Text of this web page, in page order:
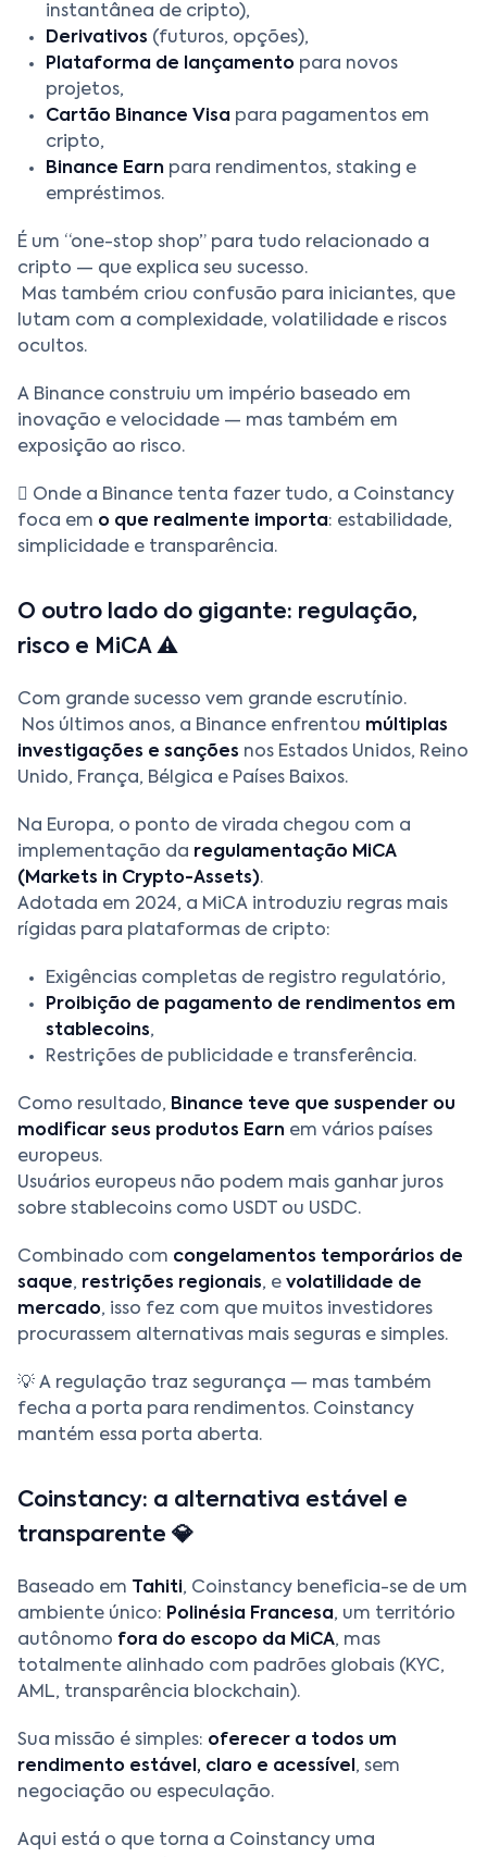
instantânea de cripto),
Derivativos (futuros, opções),
Plataforma de lançamento para novos
projetos,
Cartão Binance Visa para pagamentos em
cripto,
Binance Earn para rendimentos, staking e
empréstimos.
É um “one-stop shop” para tudo relacionado a
cripto — que explica seu sucesso.
Mas também criou confusão para iniciantes, que
lutam com a complexidade, volatilidade e riscos
ocultos.
A Binance construiu um império baseado em
inovação e velocidade — mas também em
exposição ao risco.
 Onde a Binance tenta fazer tudo, a Coinstancy
foca em o que realmente importa: estabilidade,
simplicidade e transparência.
O outro lado do gigante: regulação,
risco e MiCA ⚠️
Com grande sucesso vem grande escrutínio.
Nos últimos anos, a Binance enfrentou múltiplas
investigações e sanções nos Estados Unidos, Reino
Unido, França, Bélgica e Países Baixos.
Na Europa, o ponto de virada chegou com a
implementação da regulamentação MiCA
(Markets in Crypto-Assets).
Adotada em 2024, a MiCA introduziu regras mais
rígidas para plataformas de cripto:
Exigências completas de registro regulatório,
Proibição de pagamento de rendimentos em
stablecoins,
Restrições de publicidade e transferência.
Como resultado, Binance teve que suspender ou
modificar seus produtos Earn em vários países
europeus.
Usuários europeus não podem mais ganhar juros
sobre stablecoins como USDT ou USDC.
Combinado com congelamentos temporários de
saque, restrições regionais, e volatilidade de
mercado, isso fez com que muitos investidores
procurassem alternativas mais seguras e simples.
💡 A regulação traz segurança — mas também
fecha a porta para rendimentos. Coinstancy
mantém essa porta aberta.
Coinstancy: a alternativa estável e
transparente 💎
Baseado em Tahiti, Coinstancy beneficia-se de um
ambiente único: Polinésia Francesa, um território
autônomo fora do escopo da MiCA, mas
totalmente alinhado com padrões globais (KYC,
AML, transparência blockchain).
Sua missão é simples: oferecer a todos um
rendimento estável, claro e acessível , sem
negociação ou especulação.
Aqui está o que torna a Coinstancy uma